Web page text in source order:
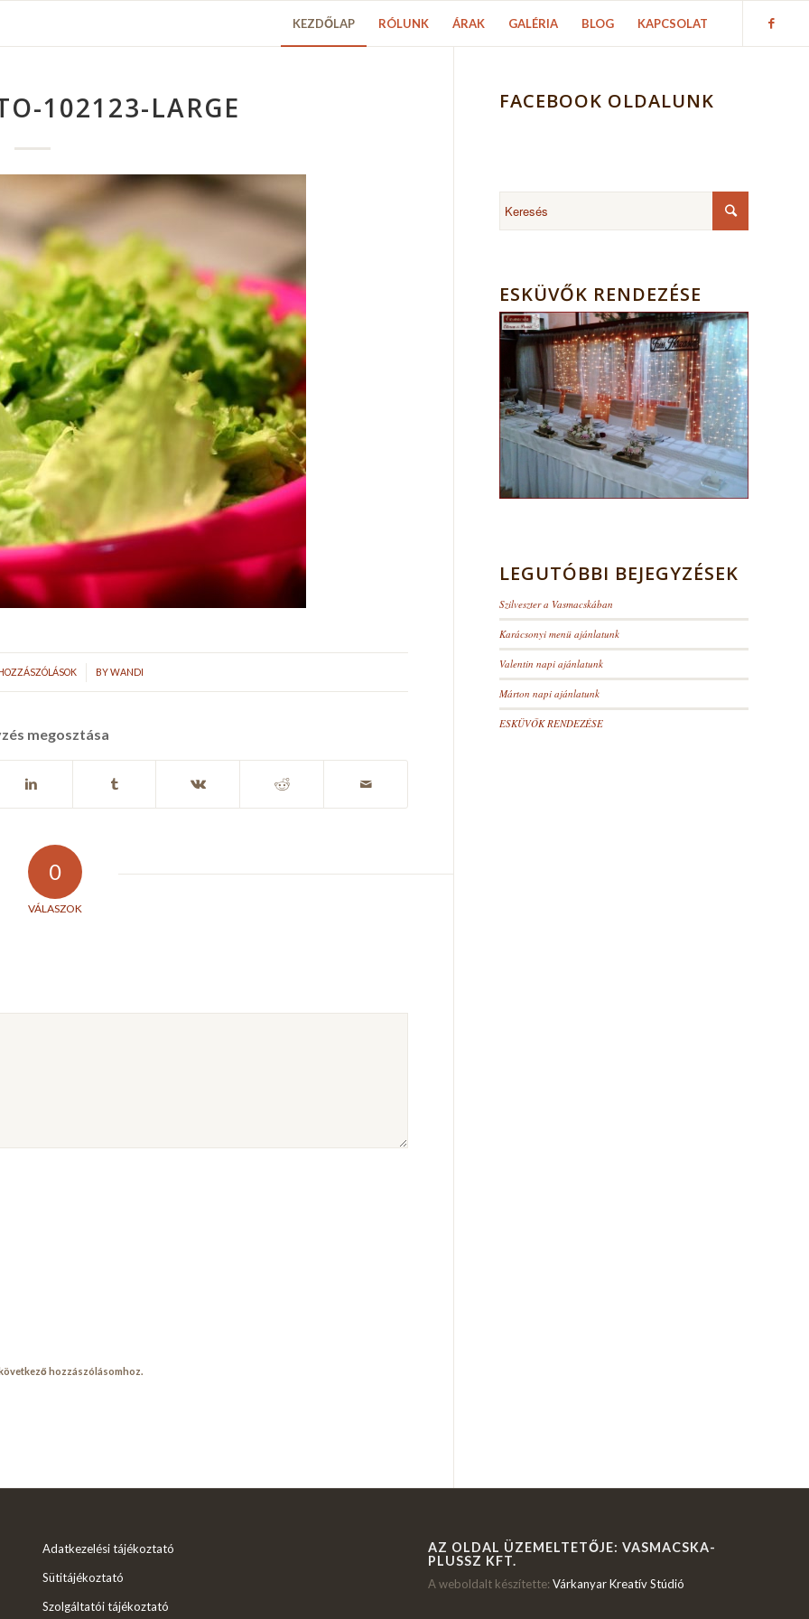
KEZDŐLAP RÓLUNK ÁRAK GALÉRIA BLOG KAPCSOLAT
102123-LARGE
/ BYWANDI
megosztása
0
VÁLASZOK
hozzászólásomhoz.
FACEBOOK OLDALUNK
ESKÜVŐK RENDEZÉSE
LEGUTÓBBI BEJEGYZÉSEK
Szilveszter a Vasmacskában
Karácsonyi menü ajánlatunk
Valentin napi ajánlatunk
Márton napi ajánlatunk
ESKÜVŐK RENDEZÉSE
Adatkezelési tájékoztató
Sütitájékoztató
Szolgáltatói tájékoztató
AZ OLDAL ÜZEMELTETŐJE: VASMACSKA-
PLUSSZ KFT.
A weboldalt készítette:Várkanyar Kreatív Stúdió